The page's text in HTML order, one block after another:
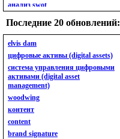
анализ swot
анализ бизнес-портфеля
анализ имиджа
анализ кластерный
анализ конкурентов
анализ кросс-культурных
особенностей
анализ мак кинси «7s»
анализ макросистемы
анализ маркетинговый
анализ рынка
Последние 20 обновлений:
elvis dam
цифровые активы (digital assets)
система управления цифровыми
активами (digital asset
management)
woodwing
контент
content
brand signature